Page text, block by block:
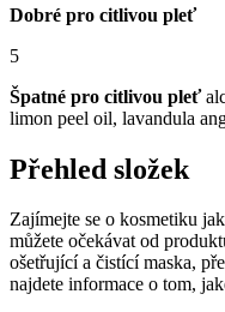
Dobré pro citlivou pleť
5
Špatné pro citlivou pleť
limon peel oil, lavandula
Přehled složek
Zajímejte se o kosmetiku
můžete očekávat od
ošetřující a čistící maska,
najdete informace o tom,